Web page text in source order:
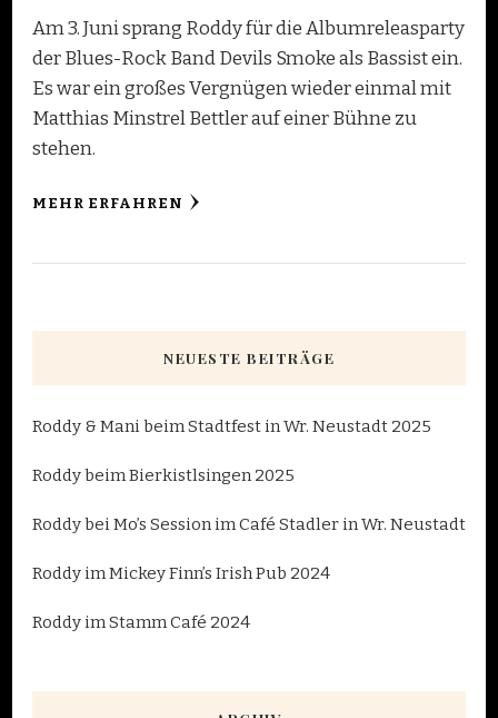
Am 3. Juni sprang Roddy für die Albumreleasparty
der Blues-Rock Band Devils Smoke als Bassist ein.
Es war ein großes Vergnügen wieder einmal mit
Matthias Minstrel Bettler auf einer Bühne zu
stehen.
MEHR ERFAHREN
NEUESTE BEITRÄGE
Roddy & Mani beim Stadtfest in Wr. Neustadt 2025
Roddy beim Bierkistlsingen 2025
Roddy bei Mo’s Session im Café Stadler in Wr. Neustadt
Roddy im Mickey Finn’s Irish Pub 2024
Roddy im Stamm Café 2024